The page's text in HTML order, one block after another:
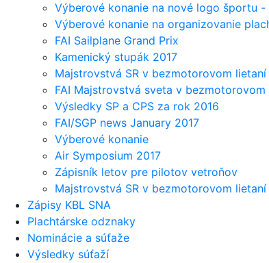
Výberové konanie na nové logo športu
Výberové konanie na organizovanie
FAI Sailplane Grand Prix
Kamenický stupák 2017
Majstrovstvá SR v bezmotorovom lietaní
FAI Majstrovstvá sveta v bezmotorovom
Výsledky SP a CPS za rok 2016
FAI/SGP news January 2017
Výberové konanie
Air Symposium 2017
Zápisník letov pre pilotov vetroňov
Majstrovstvá SR v bezmotorovom lietaní
Zápisy KBL SNA
Plachtárske odznaky
Nominácie a súťaže
Výsledky súťaží